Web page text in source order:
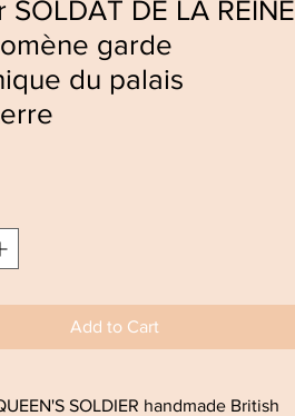
SOLDAT DE LA REINE
garde
du palais
Add to Cart
SOLDIER handmade British